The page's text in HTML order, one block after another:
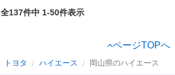
全137件中 1-50件表示
ページTOPへ
トヨタ ハイエース 岡山県のハイエース